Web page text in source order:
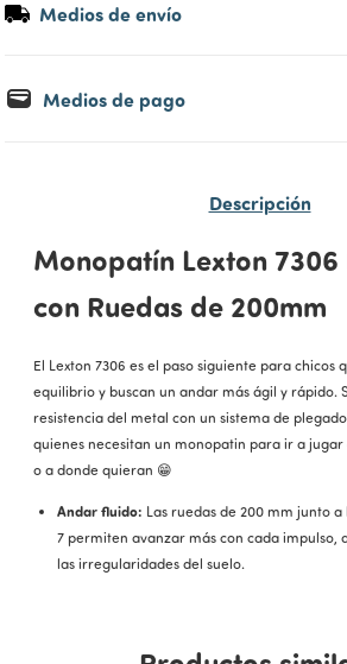
Medios de envío
Medios de pago
Descripción
Monopatín Lexton
con Ruedas de 200mm
El Lexton 7306 es el paso siguiente para chicos
equilibrio y buscan un andar más ágil y rápido.
resistencia del metal con un sistema de
quienes necesitan un monopatin para ir a
o a donde quieran 😁
Andar fluido: Las ruedas de 200 mm junto
7 permiten avanzar más con cada impulso,
las irregularidades del suelo.